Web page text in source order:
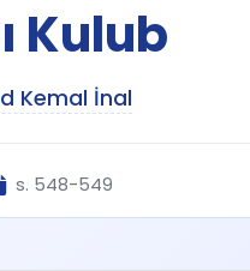
Kulub
Kemal İnal
s. 548-549